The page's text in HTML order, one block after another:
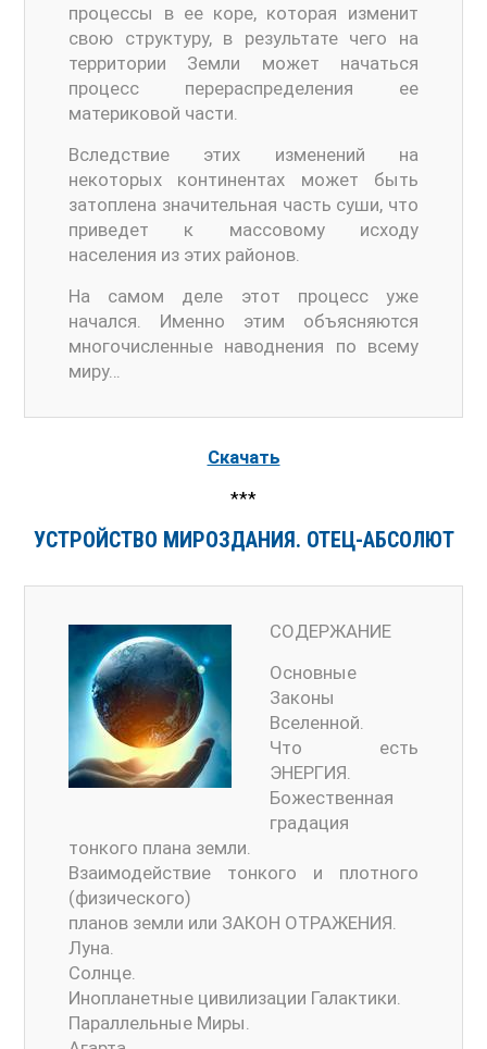
процессы в ее коре, которая изменит
свою структуру, в результате чего на
территории Земли может начаться
процесс перераспределения ее
материковой части.
Вследствие этих изменений на
некоторых континентах может быть
затоплена значительная часть суши, что
приведет к массовому исходу
населения из этих районов.
На самом деле этот процесс уже
начался. Именно этим объясняются
многочисленные наводнения по всему
миру…
Скачать
***
УСТРОЙСТВО МИРОЗДАНИЯ. ОТЕЦ-АБСОЛЮТ
СОДЕРЖАНИЕ
Основные
Законы
Вселенной.
Что есть
ЭНЕРГИЯ.
Божественная
градация
тонкого плана земли.
Взаимодействие тонкого и плотного
(физического)
планов земли или ЗАКОН ОТРАЖЕНИЯ.
Луна.
Солнце.
Инопланетные цивилизации Галактики.
Параллельные Миры.